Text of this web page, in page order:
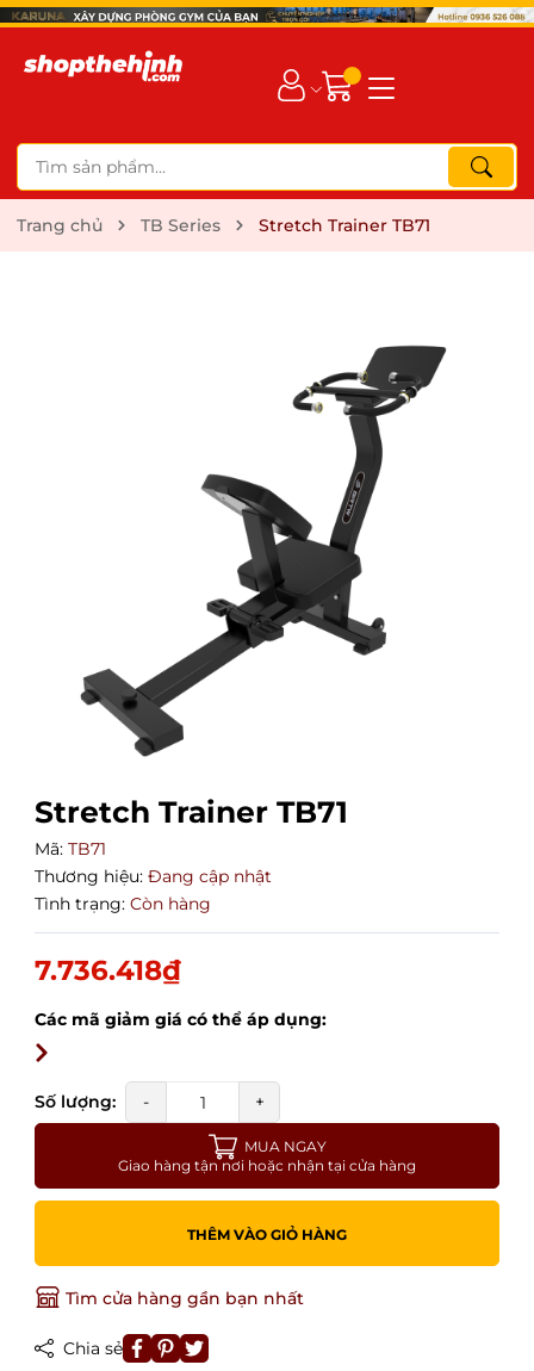
Trang chủ TB Series Stretch Trainer TB71
Stretch Trainer TB71
Mã: TB71
Thương hiệu: Đang cập nhật
Tình trạng: Còn hàng
7.736.418₫
Các mã giảm giá có thể áp dụng:
Số lượng: - +
MUA NGAY
Giao hàng tận nơi hoặc nhận tại cửa hàng
THÊM VÀO GIỎ HÀNG
Tìm cửa hàng gần bạn nhất
Chia sẻ